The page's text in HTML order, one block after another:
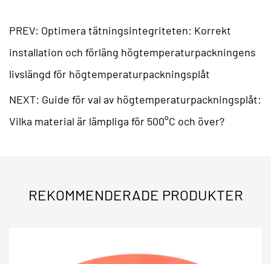
PREV: Optimera tätningsintegriteten: Korrekt
installation och förläng högtemperaturpackningens
livslängd för högtemperaturpackningsplåt
NEXT: Guide för val av högtemperaturpackningsplåt:
Vilka material är lämpliga för 500°C och över?
REKOMMENDERADE PRODUKTER